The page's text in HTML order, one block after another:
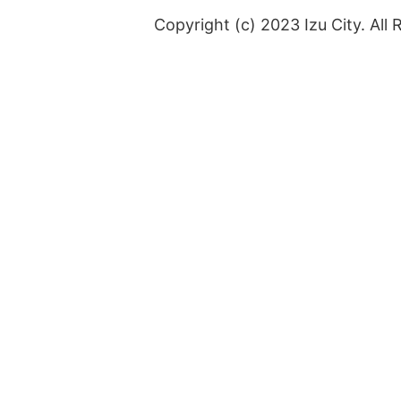
Copyright (c) 2023 Izu City. All